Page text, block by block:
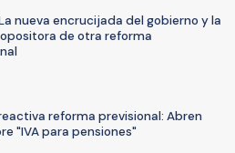
nueva encrucijada del gobierno y la
de otra reforma
reactiva reforma previsional: Abren
"IVA para pensiones"